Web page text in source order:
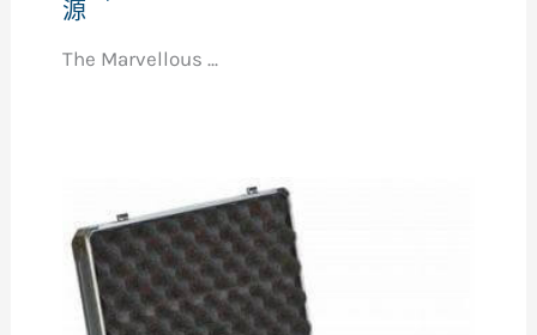
源
The Marvellous ...